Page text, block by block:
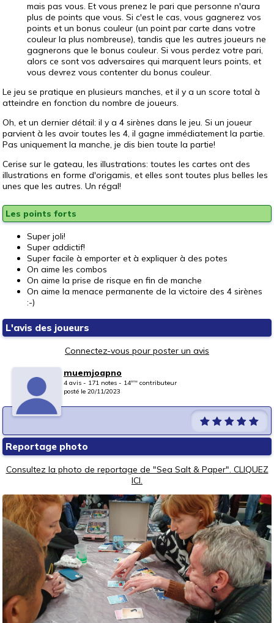
mais pas vous. Et vous prenez le pari que personne n'aura
plus de points que vous. Si c'est le cas, vous gagnerez vos
points et un bonus couleur (un point par carte dans votre
couleur la plus nombreuse), tandis que les autres joueurs ne
gagnerons que le bonus couleur. Si vous perdez votre pari,
alors ce sont vos adversaires qui marquent leurs points, et
vous devrez vous contenter du bonus couleur.
Le jeu se pratique en plusieurs manches, et il y a un score total à
atteindre en fonction du nombre de joueurs.
Oh, et un dernier détail: il y a 4 sirènes dans le jeu. Si un joueur
parvient à les avoir toutes les 4, il gagne immédiatement la partie.
Pas uniquement la manche, je dis bien toute la partie!
Cerise sur le gateau, les illustrations: toutes les cartes ont des
illustrations en forme d'origamis, et elles sont toutes plus belles les
unes que les autres. Un régal!
Les points forts
Super joli!
Super addictif!
Super facile à emporter et à expliquer à des potes
On aime les combos
On aime la prise de risque en fin de manche
On aime la menace permanente de la victoire des 4 sirènes
:-)
L'avis des joueurs
Connectez-vous pour poster un avis
muemjoapno
4 avis - 171 notes - 14ème contributeur
posté le 20/11/2023
Reportage photo
Consultez la photo de reportage de "Sea Salt & Paper". CLIQUEZ
ICI.